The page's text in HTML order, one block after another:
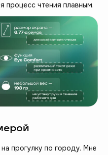
процесс чтения плавным.
прогулку по городу. Мне